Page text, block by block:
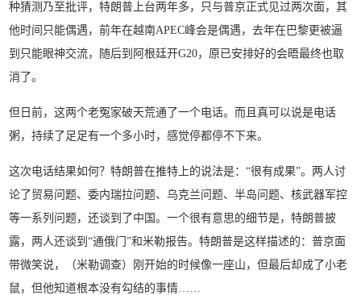
种猜测乃至批评，特朗普上台两年多，只与普京正式见过两次面，其
他时间只能偶遇，前年在越南APEC峰会是偶遇，去年在巴黎更被逼
到只能眼神交流，随后到阿根廷开G20，原已安排好的会晤最终也取
消了。
但日前，这两个老冤家破天荒通了一个电话。而且真可以说是电话
粥，持续了足足有一个多小时，感觉停都停不下来。
这次电话结果如何？特朗普在推特上的说法是：“很有成果”。两人讨
论了贸易问题、委内瑞拉问题、乌克兰问题、半岛问题、核武器军控
等一系列问题，还谈到了中国。一个很有意思的细节是，特朗普披
露，两人还谈到“通俄门”和米勒报告。特朗普是这样描述的：普京面
带微笑说，（米勒调查）刚开始的时候像一座山，但最后却成了小老
鼠，但他知道根本没有勾结的事情……